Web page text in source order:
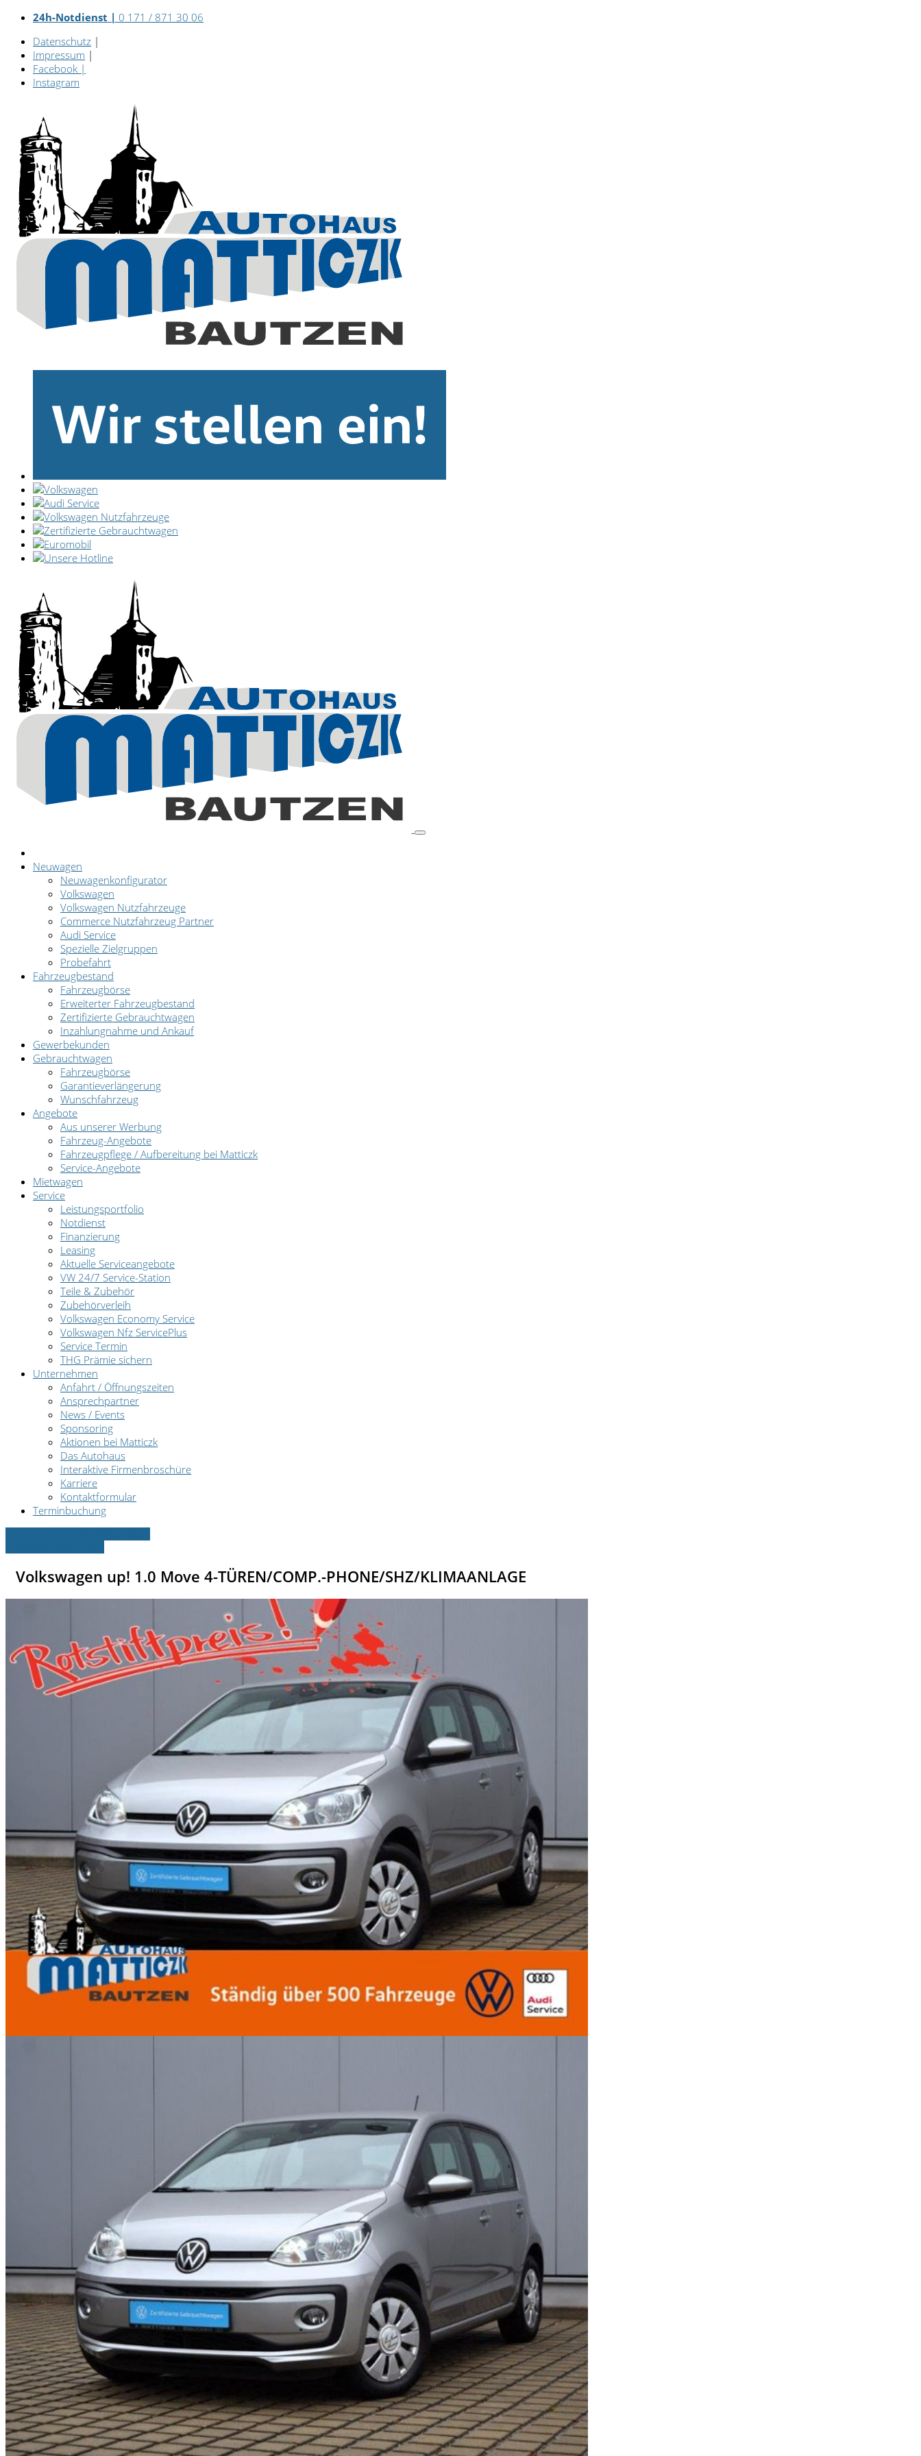
24h-Notdienst | 0 171 / 871 30 06
Datenschutz |
Impressum |
Facebook |
Instagram
Neuwagen
Neuwagenkonfigurator
Volkswagen
Volkswagen Nutzfahrzeuge
Commerce Nutzfahrzeug Partner
Audi Service
Spezielle Zielgruppen
Probefahrt
Fahrzeugbestand
Fahrzeugbörse
Erweiterter Fahrzeugbestand
Zertifizierte Gebrauchtwagen
Inzahlungnahme und Ankauf
Gewerbekunden
Gebrauchtwagen
Fahrzeugbörse
Garantieverlängerung
Wunschfahrzeug
Angebote
Aus unserer Werbung
Fahrzeug-Angebote
Fahrzeugpflege / Aufbereitung bei Matticzk
Service-Angebote
Mietwagen
Service
Leistungsportfolio
Notdienst
Finanzierung
Leasing
Aktuelle Serviceangebote
VW 24/7 Service-Station
Teile & Zubehör
Zubehörverleih
Volkswagen Economy Service
Volkswagen Nfz ServicePlus
Service Termin
THG Prämie sichern
Unternehmen
Anfahrt / Öffnungszeiten
Ansprechpartner
News / Events
Sponsoring
Aktionen bei Matticzk
Das Autohaus
Interaktive Firmenbroschüre
Karriere
Kontaktformular
Terminbuchung
Volkswagen up! 1.0 Move 4-TÜREN/COMP.-PHONE/SHZ/KLIMAANLAGE